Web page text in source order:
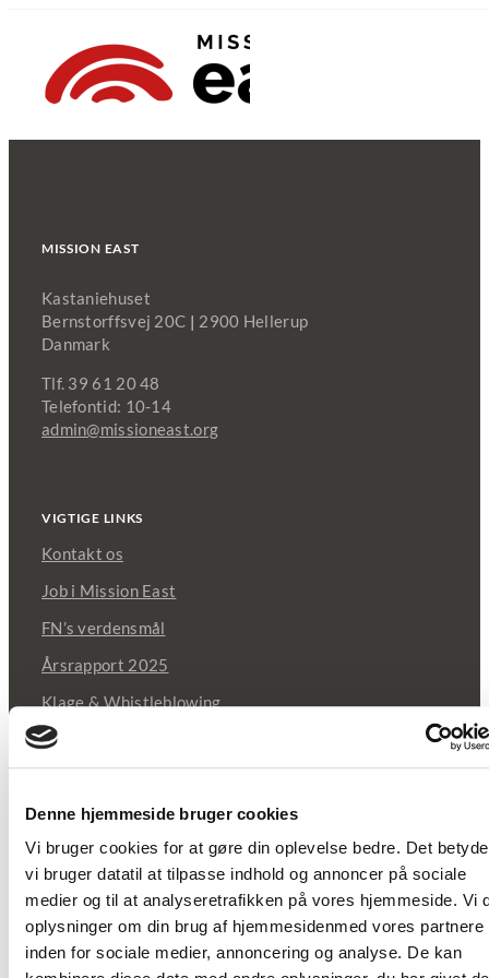
Denne hjemmeside bruger cookies
Vi bruger cookies for at gøre din oplevelse bedre. Det
vi bruger datatil at tilpasse indhold og annoncer på sociale
medier og til at analyseretrafikken på vores hjemmeside. Vi
oplysninger om din brug af hjemmesidenmed vores partnere
inden for sociale medier, annoncering og analyse. De kan
content
Vores arbejde
MISSION EAST
Kastaniehuset
Bernstorffsvej 20C | 2900 Hellerup
Danmark
Tlf. 39 61 20 48
Telefontid: 10-14
admin@missioneast.org
VIGTIGE LINKS
Kontakt os
Job i Mission East
FN’s verdensmål
Årsrapport 2025
Klage & Whistleblowing
Cookie & privatlivspolitik
Donér som privatperson
Donér som virksomhed
Bliv medlem